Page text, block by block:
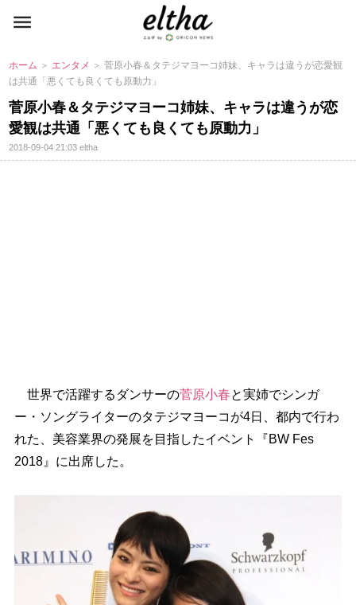
ホーム ＞ エンタメ ＞ 菅原小春＆タテジマヨーコ姉妹、キャラは違うが恋愛観
は共通「悪くても良くても原動力」
菅原小春＆タテジマヨーコ姉妹、キャラは違うが恋
愛観は共通「悪くても良くても原動力」
2018-09-04 21:03eltha
世界で活躍するダンサーの菅原小春と実姉でシンガ
ー・ソングライターのタテジマヨーコが4日、都内で行わ
れた、美容業界の発展を目指したイベント『BW Fes
2018』に出席した。